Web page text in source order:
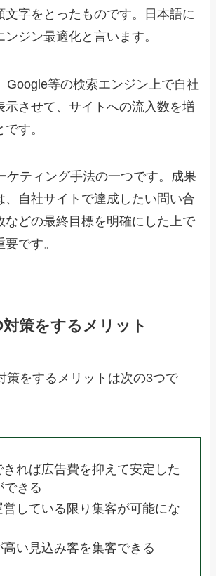
文字をとったものです。日本語に
ジン最適化と言います。
Google等の検索エンジン上で自社
示させて、サイトへの流入数を増
す。
ケティング手法の一つです。成果
、自社サイトで達成したい問い合
などの最終目標を明確にした上で
です。
策をするメリット
策をするメリットは次の3つで
きれば広告費を抑えて安定した
できる
している限り集客が可能にな
い見込み客を集客できる